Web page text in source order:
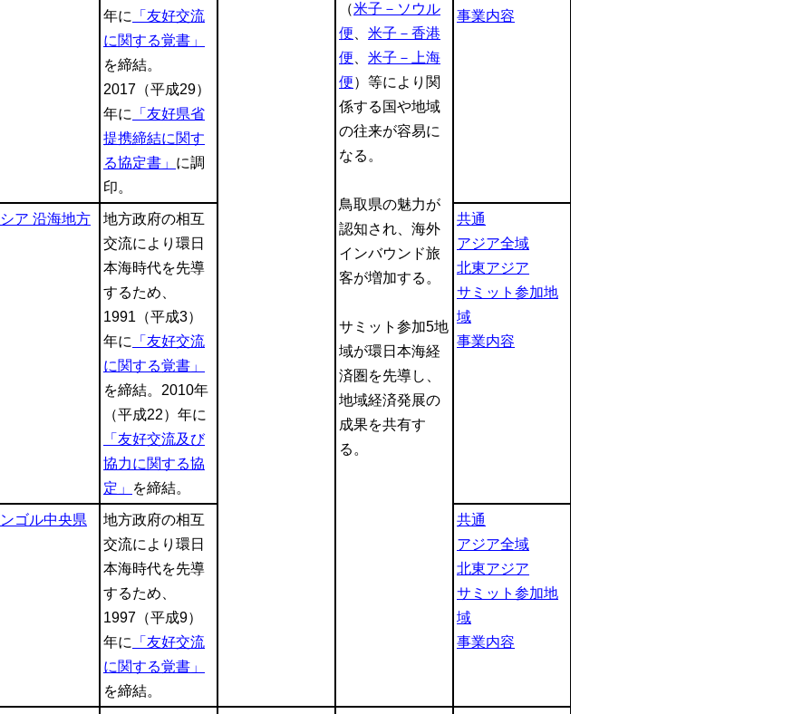
（米子－ソウル
便
米子－香港
便
米子－上海
便）等により関
係する国や地域
の往来が容易に
なる。
鳥取県の魅力が
認知され、海外
インバウンド旅
客が増加する。
サミット参加5地
域が環日本海経
済圏を先導し、
地域経済発展の
成果を共有す
る。
年に
「友好交流
に関する覚書」
を締結。
2017（平成29）
年に
「友好県省
提携締結に関す
る協定書」 に調
印。
事業内容
ア 沿海地方
地方政府の相互
交流により環日
本海時代を先導
するため、
1991（平成3）
年に
「友好交流
に関する覚書」
を締結。2010年
（平成22）年に
「友好交流及び
協力に関する協
定」
を締結。
共通
アジア全域
北東アジア
サミット参加地
域
事業内容
ゴル中央県
地方政府の相互
交流により環日
本海時代を先導
するため、
1997（平成9）
年に
「友好交流
に関する覚書」
を締結。
共通
アジア全域
北東アジア
サミット参加地
域
事業内容